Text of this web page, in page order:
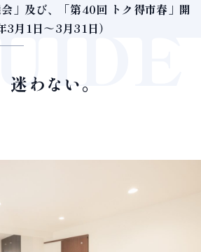
会」及び、「第40回 トク得市春」開
月1日～3月31日）
わない。